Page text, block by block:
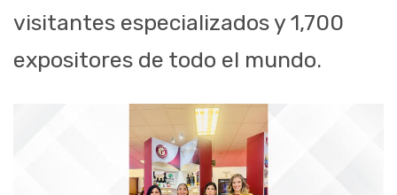
visitantes especializados y 1,700
expositores de todo el mundo.